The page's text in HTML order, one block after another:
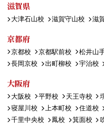
滋賀県
大津石山校 滋賀守山校 滋
京都府
京都校 京都駅前校 松井山
長岡京校
出町柳校 宇治校
大阪府
大阪校 平野校 天王寺校
寝屋川校
上本町校 住道校
千里中央校
鳳校 箕面校